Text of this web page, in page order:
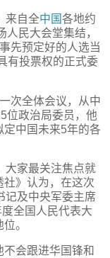
来自全中国各地约
民大会堂集结，
先预定好的人选当
有投票权的正式委
次全体会议，从中
位政治局委员，他
中国未来5年的各
大家最关注焦点就
社》认为，在这次
记及中央军委主席
全国人民代表大
。
会跟进华国锋和